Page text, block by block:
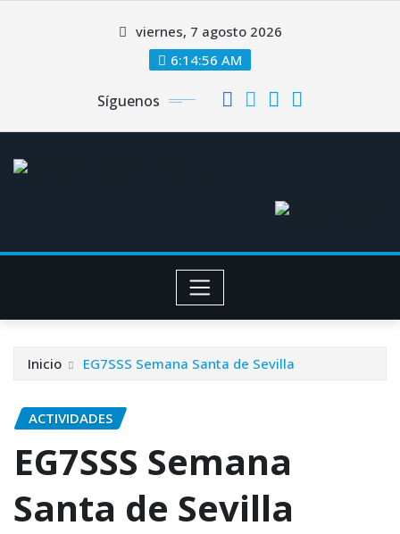
viernes, 7 agosto 2026
6:14:56 AM
Síguenos
Inicio EG7SSS Semana Santa de Sevilla
ACTIVIDADES
EG7SSS Semana
Santa de Sevilla